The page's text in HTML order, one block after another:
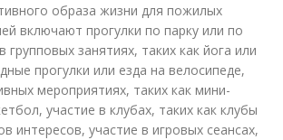
образа жизни для пожилых
включают прогулки по парку или по
групповых занятиях, таких как йога или
прогулки или езда на велосипеде,
мероприятиях, таких как мини-
участие в клубах, таких как клубы
интересов, участие в игровых сеансах,